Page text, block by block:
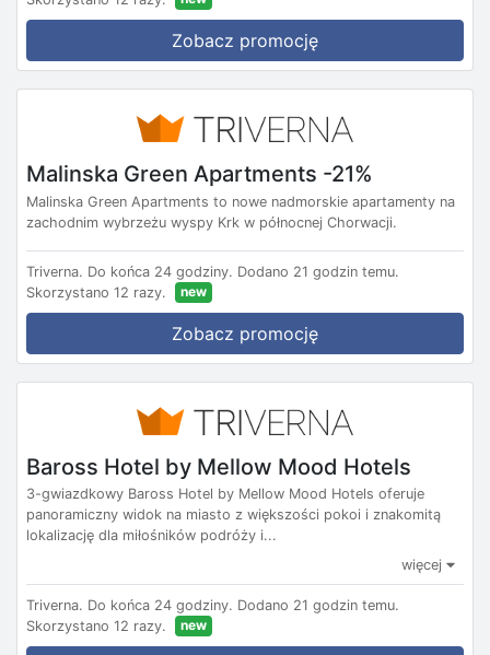
Zobacz promocję
Malinska Green Apartments -21%
Malinska Green Apartments to nowe nadmorskie apartamenty na
zachodnim wybrzeżu wyspy Krk w północnej Chorwacji.
Triverna. Do końca 24 godziny. Dodano 21 godzin temu.
Skorzystano 12 razy.
new
Zobacz promocję
Baross Hotel by Mellow Mood Hotels
3-gwiazdkowy Baross Hotel by Mellow Mood Hotels oferuje
panoramiczny widok na miasto z większości pokoi i znakomitą
lokalizację dla miłośników podróży i...
więcej
Triverna. Do końca 24 godziny. Dodano 21 godzin temu.
Skorzystano 12 razy.
new